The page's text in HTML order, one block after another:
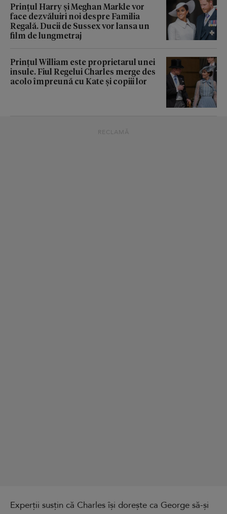
Prințul Harry și Meghan Markle vor
face dezvăluiri noi despre Familia
Regală. Ducii de Sussex vor lansa un
film de lungmetraj
Prințul William este proprietarul unei
insule. Fiul Regelui Charles merge des
acolo împreună cu Kate și copiii lor
RECLAMĂ
Experții susțin că Charles își dorește ca George să-și